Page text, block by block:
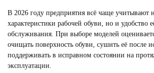
В 2026 году предприятия всё чаще учитывают
характеристики рабочей обуви, но и удобство
обслуживания. При выборе моделей
очищать поверхность обуви, сушить её после
поддерживать в исправном состоянии на
эксплуатации.